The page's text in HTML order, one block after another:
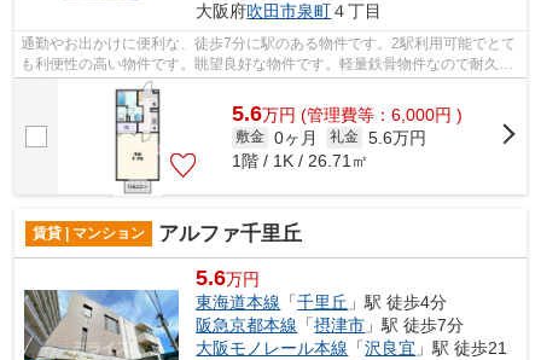
大阪府吹田市泉町４丁目
通勤やお出かけに便利な、徒歩7分に駅のある物件です。2駅利用可能でとて
も利便性の高い物件です。眺望良好な物件です。軽量鉄骨物件なので耐久性
が高い物件です。阪急千里線豊津近く...
5.6万円 (管理費等：6,000円 )
敷金 0ヶ月 礼金 5.6万円
1階 / 1K / 26.71㎡
賃貸 | マンション アルファ千里丘
5.6万円
東海道本線 「千里丘 」駅 徒歩4分
阪急京都本線 「摂津市 」駅 徒歩7分
大阪モノレール本線 「沢良宜 」駅 徒歩21